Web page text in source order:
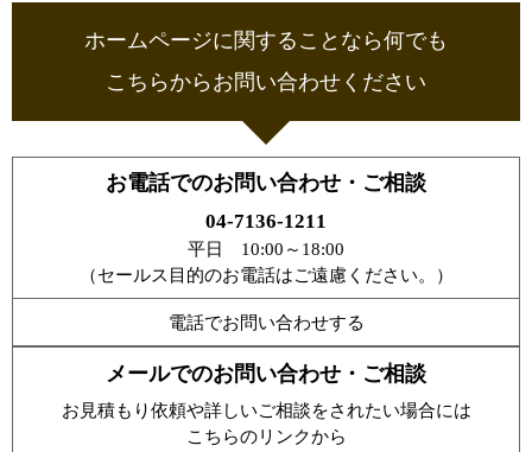
ホームページに関することなら何でも
こちらからお問い合わせください
お電話でのお問い合わせ・ご相談
04-7136-1211
平日 10:00～18:00
（セールス目的のお電話はご遠慮ください。）
電話でお問い合わせする
メールでのお問い合わせ・ご相談
お見積もり依頼や詳しいご相談をされたい場合には
こちらのリンクから